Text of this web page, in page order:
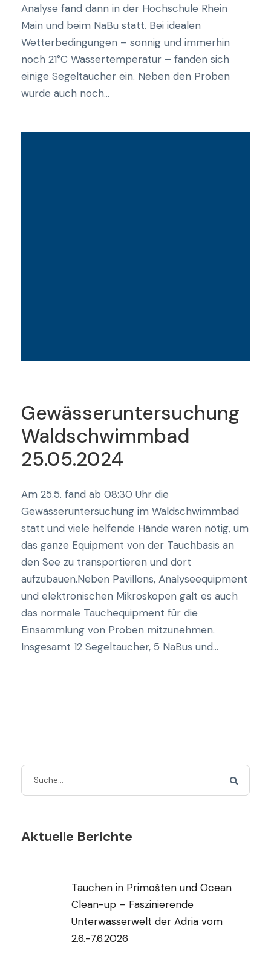
Analyse fand dann in der Hochschule Rhein
Main und beim NaBu statt. Bei idealen
Wetterbedingungen – sonnig und immerhin
noch 21°C Wassertemperatur – fanden sich
einige Segeltaucher ein. Neben den Proben
wurde auch noch...
Gewässeruntersuchung
Waldschwimmbad
25.05.2024
Am 25.5. fand ab 08:30 Uhr die
Gewässeruntersuchung im Waldschwimmbad
statt und viele helfende Hände waren nötig, um
das ganze Equipment von der Tauchbasis an
den See zu transportieren und dort
aufzubauen.Neben Pavillons, Analyseequipment
und elektronischen Mikroskopen galt es auch
das normale Tauchequipment für die
Einsammlung von Proben mitzunehmen.
Insgesamt 12 Segeltaucher, 5 NaBus und...
Aktuelle Berichte
Tauchen in Primošten und Ocean
Clean-up – Faszinierende
Unterwasserwelt der Adria vom
2.6.-7.6.2026